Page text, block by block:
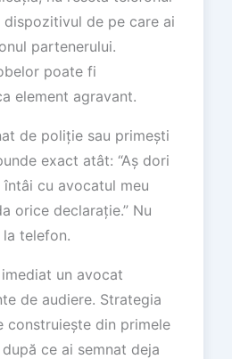
dispozitivul de pe care ai
partenerului.
poate fi
element agravant.
de poliție sau primești
exact atât: “Aș dori
cu avocatul meu
orice declarație.” Nu
telefon.
un avocat
de audiere. Strategia
construiește din primele
ce ai semnat deja